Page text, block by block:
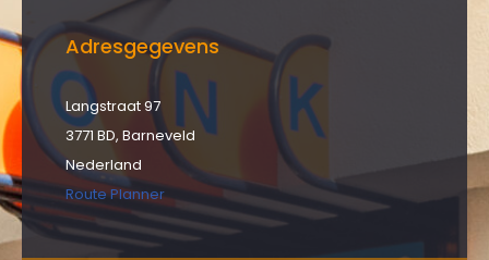
Adresgegevens
Langstraat 97
3771 BD, Barneveld
Nederland
Route Planner